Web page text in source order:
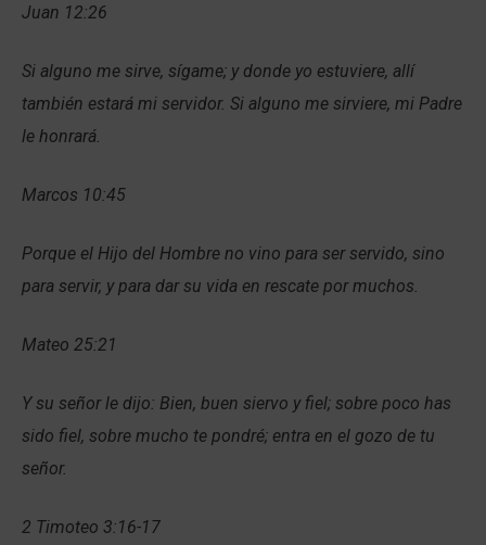
Juan 12:26
Si alguno me sirve, sígame; y donde yo estuviere, allí
también estará mi servidor. Si alguno me sirviere, mi Padre
le honrará.
Marcos 10:45
Porque el Hijo del Hombre no vino para ser servido, sino
para servir, y para dar su vida en rescate por muchos.
Mateo 25:21
Y su señor le dijo: Bien, buen siervo y fiel; sobre poco has
sido fiel, sobre mucho te pondré; entra en el gozo de tu
señor.
2 Timoteo 3:16-17